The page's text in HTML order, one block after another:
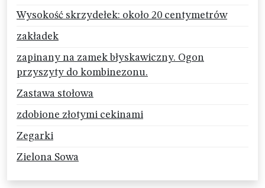
Wysokość skrzydełek: około 20 centymetrów
zakładek
zapinany na zamek błyskawiczny. Ogon
przyszyty do kombinezonu.
Zastawa stołowa
zdobione złotymi cekinami
Zegarki
Zielona Sowa